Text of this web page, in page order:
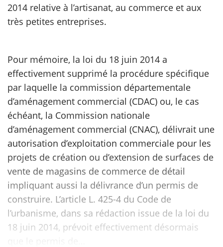
2014 relative à l’artisanat, au commerce et aux
très petites entreprises.
Pour mémoire, la loi du 18 juin 2014 a
effectivement supprimé la procédure spécifique
par laquelle la commission départementale
d’aménagement commercial (CDAC) ou, le cas
échéant, la Commission nationale
d’aménagement commercial (CNAC), délivrait une
autorisation d’exploitation commerciale pour les
projets de création ou d’extension de surfaces de
vente de magasins de commerce de détail
impliquant aussi la délivrance d’un permis de
construire. L’article L. 425-4 du Code de
l’urbanisme, dans sa rédaction issue de la loi du
18 juin 2014, prévoit effectivement désormais